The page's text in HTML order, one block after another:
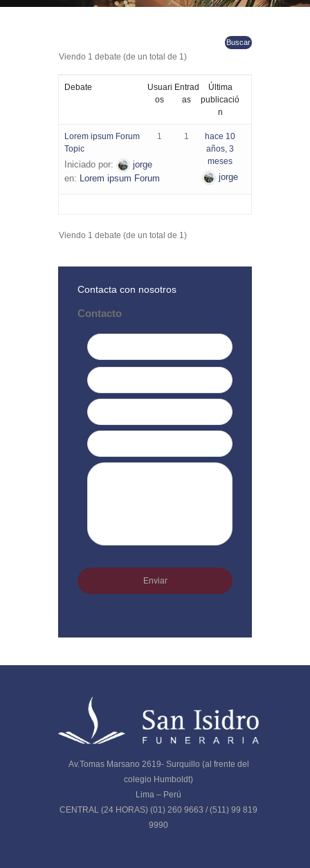
Viendo 1 debate (de un total de 1)
Debate
Usuari
os
Entrad
as
Última
publicació
n
Lorem ipsum Forum
Topic
Iniciado por:
jorge
en: Lorem ipsum Forum
1 1
hace 10
años, 3
meses
jorge
Viendo 1 debate (de un total de 1)
Contacta con nosotros
Contacto
Av.Tomas Marsano 2619- Surquillo (al frente del
colegio Humboldt)
Lima – Perú
CENTRAL (24 HORAS) (01) 260 9663 / (511) 99 819
9990